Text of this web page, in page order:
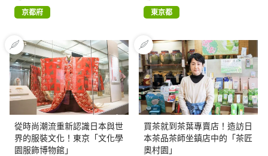
京都府
東京都
從時尚潮流重新認識日本與世
界的服裝文化！東京「文化學
園服飾博物館」
買茶就到茶葉專賣店！造訪日
本茶品茶師坐鎮店中的「茶匠
奧村園」